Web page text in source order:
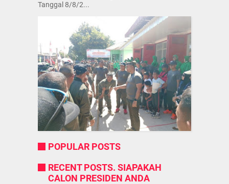
Tanggal 8/8/2...
POPULAR POSTS
RECENT POSTS. SIAPAKAH
CALON PRESIDEN ANDA